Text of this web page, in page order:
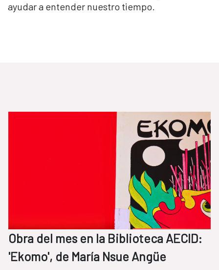
ayudar a entender nuestro tiempo.
Obra del mes en la Biblioteca AECID:
'Ekomo', de María Nsue Angüe